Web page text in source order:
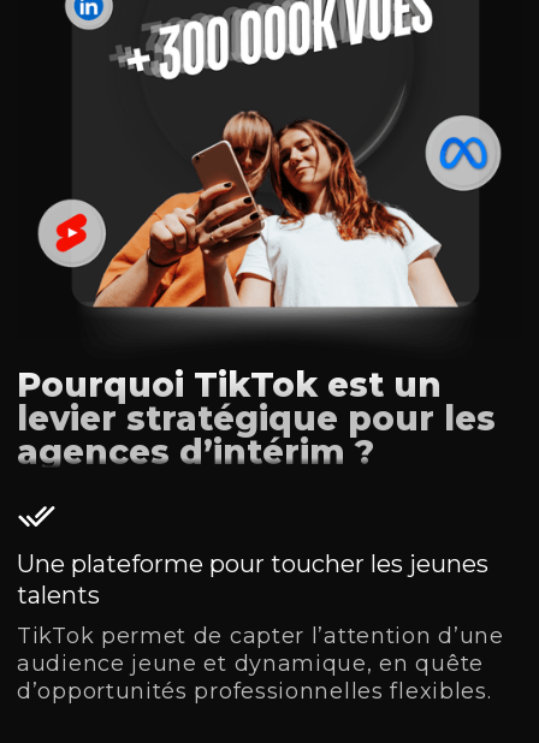
Pourquoi TikTok est un
levier stratégique pour les
agences d’intérim ?
Une plateforme pour toucher les jeunes
talents
TikTok permet de capter l’attention d’une
audience jeune et dynamique, en quête
d’opportunités professionnelles flexibles.